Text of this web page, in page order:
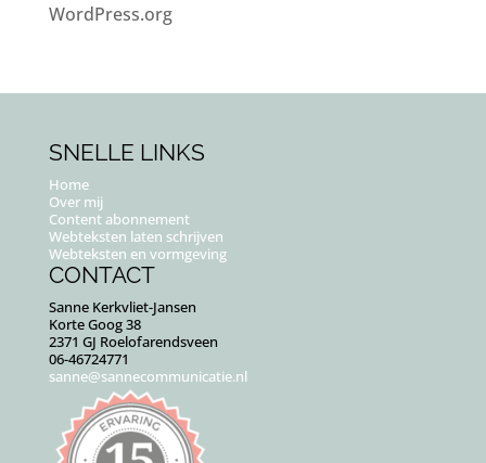
WordPress.org
SNELLE LINKS
Home
Over mij
Content abonnement
Webteksten laten schrijven
Webteksten en vormgeving
CONTACT
Sanne Kerkvliet-Jansen
Korte Goog 38
2371 GJ Roelofarendsveen
06-46724771
sanne@sannecommunicatie.nl